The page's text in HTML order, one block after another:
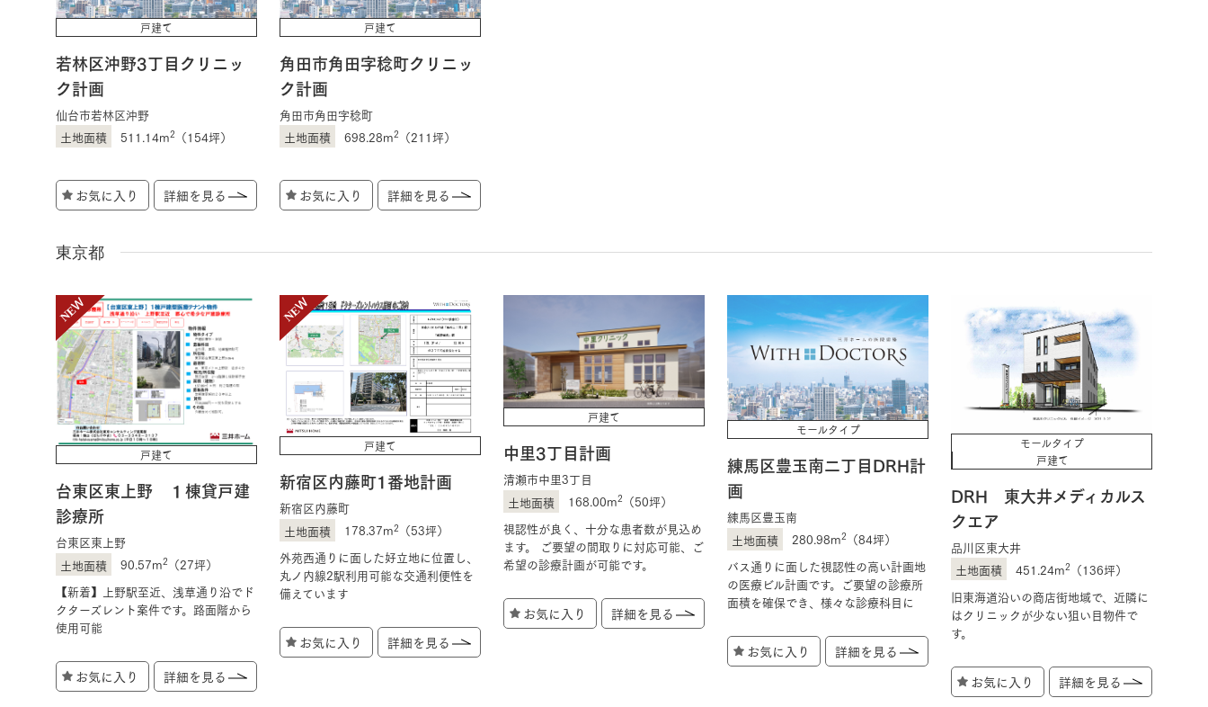
戸建て
若林区沖野3丁目クリニッ
ク計画
仙台市若林区沖野
511.14m2 （154坪）
お気に入り 詳細を見る
戸建て
角田市角田字稔町クリニッ
ク計画
角田市角田字稔町
698.28m2 （211坪）
お気に入り 詳細を見る
東京都
戸建て
台東区東上野 １棟貸戸建
診療所
台東区東上野
90.57m2 （27坪）
【新着】上野駅至近、浅草通り沿でド
クターズレント案件です。路面階から
使用可能
お気に入り 詳細を見る
戸建て
新宿区内藤町1番地計画
新宿区内藤町
178.37m2 （53坪）
外苑西通りに面した好立地に位置し、
丸ノ内線2駅利用可能な交通利便性を
備えています
お気に入り 詳細を見る
戸建て
中里3丁目計画
清瀬市中里3丁目
168.00m2 （50坪）
視認性が良く、十分な患者数が見込め
ます。 ご要望の間取りに対応可能、ご
希望の診療計画が可能です。
お気に入り 詳細を見る
モールタイプ
練馬区豊玉南二丁目DRH計
画
練馬区豊玉南
280.98m2 （84坪）
バス通りに面した視認性の高い計画地
の医療ビル計画です。ご要望の診療所
面積を確保でき、様々な診療科目に
お気に入り 詳細を見る
モールタイプ
戸建て
DRH 東大井メディカルス
クエア
品川区東大井
451.24m2 （136坪）
旧東海道沿いの商店街地域で、近隣に
はクリニックが少ない狙い目物件で
す。
お気に入り 詳細を見る